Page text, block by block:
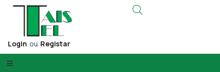
Login ou Registar